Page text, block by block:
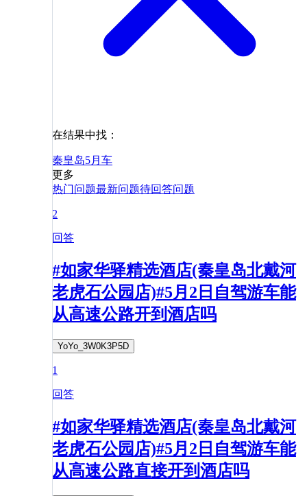
在结果中找：
秦皇岛5月 车
更多
热门问题最新问题待回答问题
2
回答
#如家华驿精选酒店(秦皇岛北戴河
老虎石公园店)#5月2日自驾游车能
从高速公路开到酒店吗
YoYo_3W0K3P5D
1
回答
#如家华驿精选酒店(秦皇岛北戴河
老虎石公园店)#5月2日自驾游车能
从高速公路直接开到酒店吗